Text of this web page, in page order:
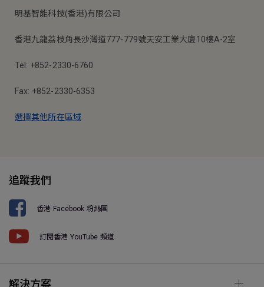
明基智能科技(香港)有限公司
香港九龍荔枝角長沙灣道777-779號天安工業大廈10樓A-2室
Tel: +852-2330-6760
Fax: +852-2330-6353
選擇其他所在區域
追蹤我們
香港 Facebook 粉絲團
訂閱香港 YouTube 頻道
解決方案